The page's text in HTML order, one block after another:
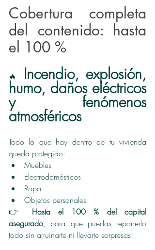
Cobertura completa
del contenido: hasta
el 100 %
🔥 Incendio, explosión,
humo, daños eléctricos
y fenómenos
atmosféricos
Todo lo que hay dentro de tu vivienda
queda protegido:
Muebles
Electrodomésticos
Ropa
Objetos personales
👉 Hasta el 100 % del capital
asegurado, para que puedas reponerlo
todo sin arruinarte ni llevarte sorpresas.